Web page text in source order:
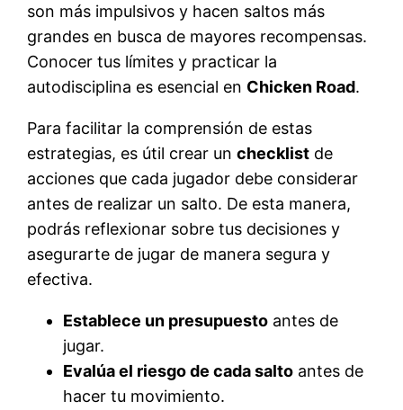
son más impulsivos y hacen saltos más
grandes en busca de mayores recompensas.
Conocer tus límites y practicar la
autodisciplina es esencial en Chicken Road.
Para facilitar la comprensión de estas
estrategias, es útil crear unchecklist de
acciones que cada jugador debe considerar
antes de realizar un salto. De esta manera,
podrás reflexionar sobre tus decisiones y
asegurarte de jugar de manera segura y
efectiva.
Establece un presupuesto antes de
jugar.
Evalúa el riesgo de cada salto antes de
hacer tu movimiento.